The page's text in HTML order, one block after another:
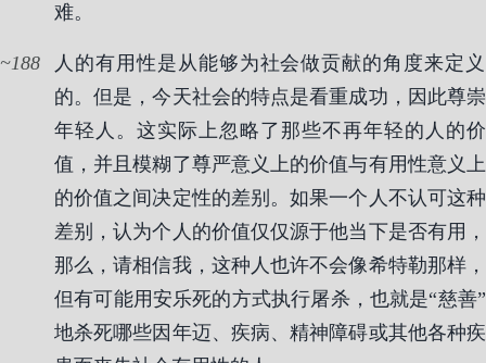
难。
188
人的有用性是从能够为社会做贡献的角度来定义
的。但是，今天社会的特点是看重成功，因此尊崇
年轻人。这实际上忽略了那些不再年轻的人的价
值，并且模糊了尊严意义上的价值与有用性意义上
的价值之间决定性的差别。如果一个人不认可这种
差别，认为个人的价值仅仅源于他当下是否有用，
那么，请相信我，这种人也许不会像希特勒那样，
但有可能用安乐死的方式执行屠杀，也就是“慈善”
地杀死哪些因年迈、疾病、精神障碍或其他各种疾